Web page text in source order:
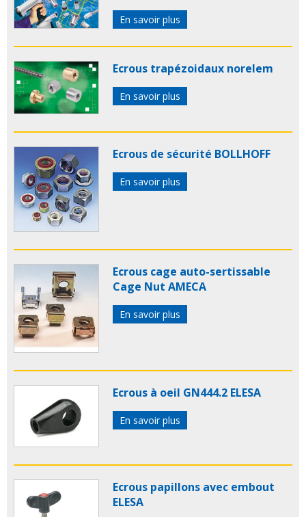
En savoir plus
Ecrous trapézoidaux norelem
En savoir plus
Ecrous de sécurité BOLLHOFF
En savoir plus
Ecrous cage auto-sertissable
Cage Nut AMECA
En savoir plus
Ecrous à oeil GN444.2 ELESA
En savoir plus
Ecrous papillons avec embout
ELESA